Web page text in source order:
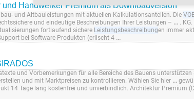
Handwerker Premium als Downloadversion
und Altbauleistungen mit aktuellen Kalkulationsanteilen. Die
und eindeutige Beschreibungen Ihrer Leistungen – ... .
fortlaufend sichere Leistungsbeschreibungen immer
bei Software-Produkten (erlischt 4 ...
und Vorbemerkungen für alle Bereiche des Bauens unterstützen
und mit Marktpreisen zu kontrollieren. Wählen Sie hier ...
14 Tage lang kostenfrei und unverbindlich. Architektur Premium